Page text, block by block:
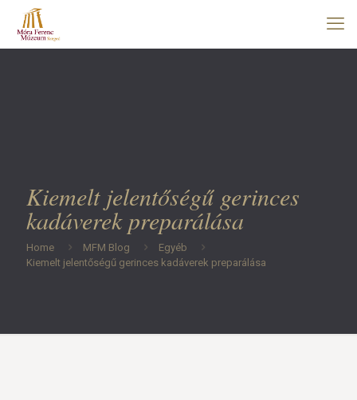
Kiemelt jelentőségű gerinces
kadáverek preparálása
Home MFM Blog
Egyéb
Kiemelt jelentőségű gerinces kadáverek preparálása